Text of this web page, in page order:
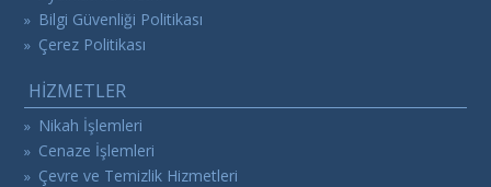
» Bilgi Güvenliği Politikası
» Çerez Politikası
HİZMETLER
» Nikah İşlemleri
» Cenaze İşlemleri
» Çevre ve Temizlik Hizmetleri